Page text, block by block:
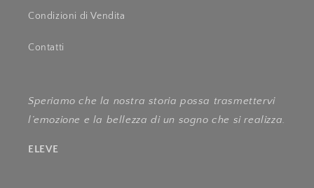
Condizioni di Vendita
Contatti
Speriamo che la nostra storia possa trasmettervi
l’emozione e la bellezza di un sogno che si realizza.
ELEVE